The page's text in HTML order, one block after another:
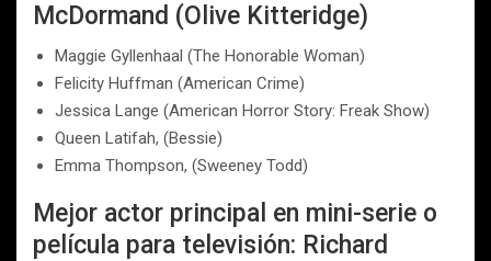
McDormand (Olive Kitteridge)
Maggie Gyllenhaal (The Honorable Woman)
Felicity Huffman (American Crime)
Jessica Lange (American Horror Story: Freak Show)
Queen Latifah, (Bessie)
Emma Thompson, (Sweeney Todd)
Mejor actor principal en mini-serie o
película para televisión: Richard